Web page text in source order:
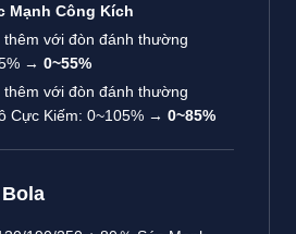
Mạnh Công Kích
với đòn đánh thường
→ 0~55%
với đòn đánh thường
Cực Kiếm: 0~105% → 0~85%